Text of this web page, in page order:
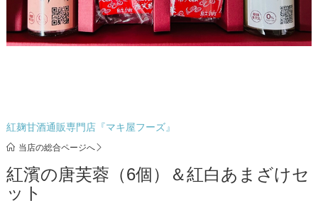
紅麹甘酒通販専門店『マキ屋フーズ』
当店の総合ページへ
紅濱の唐芙蓉（6個）＆紅白あまざけセ
ット